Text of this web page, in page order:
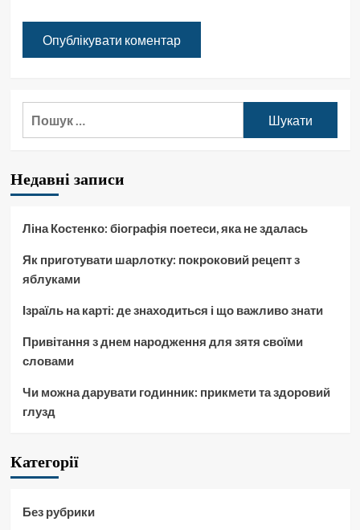
Недавні записи
Ліна Костенко: біографія поетеси, яка не здалась
Як приготувати шарлотку: покроковий рецепт з
яблуками
Ізраїль на карті: де знаходиться і що важливо знати
Привітання з днем народження для зятя своїми
словами
Чи можна дарувати годинник: прикмети та здоровий
глузд
Категорії
Без рубрики